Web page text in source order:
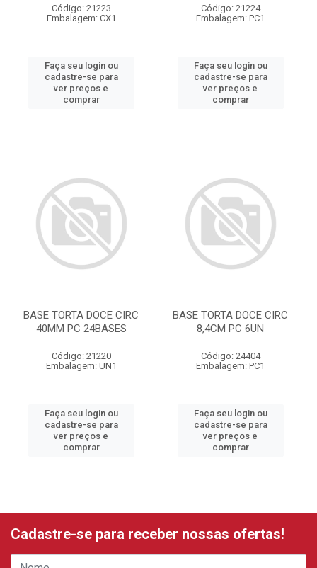
Código: 21223
Embalagem: CX1
Faça seu login ou
cadastre-se para
ver preços e
comprar
Código: 21224
Embalagem: PC1
Faça seu login ou
cadastre-se para
ver preços e
comprar
BASE TORTA DOCE CIRC
40MM PC 24BASES
Código: 21220
Embalagem: UN1
Faça seu login ou
cadastre-se para
ver preços e
comprar
BASE TORTA DOCE CIRC
8,4CM PC 6UN
Código: 24404
Embalagem: PC1
Faça seu login ou
cadastre-se para
ver preços e
comprar
Cadastre-se para receber nossas ofertas!